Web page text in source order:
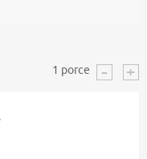
1 porce